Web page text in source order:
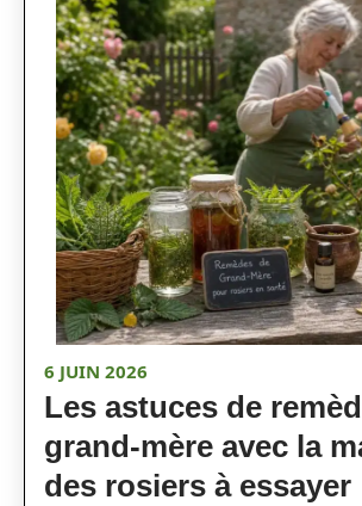
6 JUIN 2026
Les astuces de
grand-mère avec la
des rosiers à essayer